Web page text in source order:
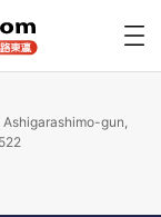
gun,